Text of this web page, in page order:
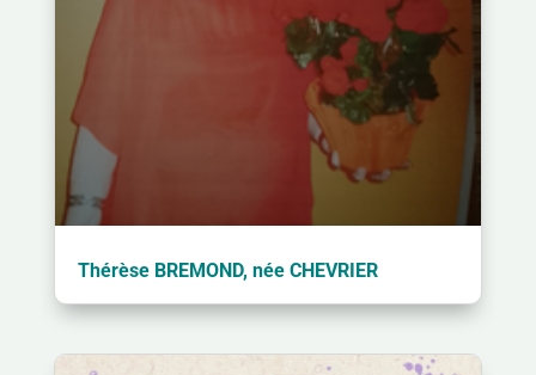
Thérèse BREMOND, née CHEVRIER